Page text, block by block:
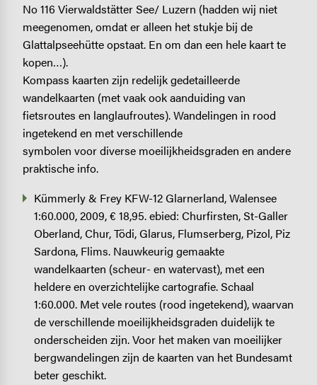
No 116 Vierwaldstätter See/ Luzern (hadden wij niet
meegenomen, omdat er alleen het stukje bij de
Glattalpseehütte opstaat. En om dan een hele kaart te
kopen…).
Kompass kaarten zijn redelijk gedetailleerde
wandelkaarten (met vaak ook aanduiding van
fietsroutes en langlaufroutes). Wandelingen in rood
ingetekend en met verschillende
symbolen voor diverse moeilijkheidsgraden en andere
praktische info.
Kümmerly & Frey KFW-12 Glarnerland, Walensee
1:60.000, 2009, € 18,95. ebied: Churfirsten, St-Galler
Oberland, Chur, Tödi, Glarus, Flumserberg, Pizol, Piz
Sardona, Flims. Nauwkeurig gemaakte
wandelkaarten (scheur- en watervast), met een
heldere en overzichtelijke cartografie. Schaal
1:60.000. Met vele routes (rood ingetekend), waarvan
de verschillende moeilijkheidsgraden duidelijk te
onderscheiden zijn. Voor het maken van moeilijker
bergwandelingen zijn de kaarten van het Bundesamt
beter geschikt.